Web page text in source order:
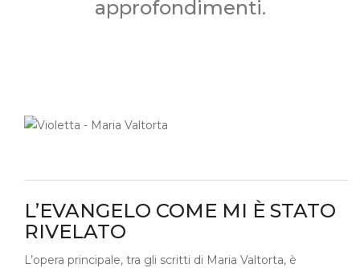
approfondimenti.
L’EVANGELO COME MI È STATO
RIVELATO
L’opera principale, tra gli scritti di Maria Valtorta, è